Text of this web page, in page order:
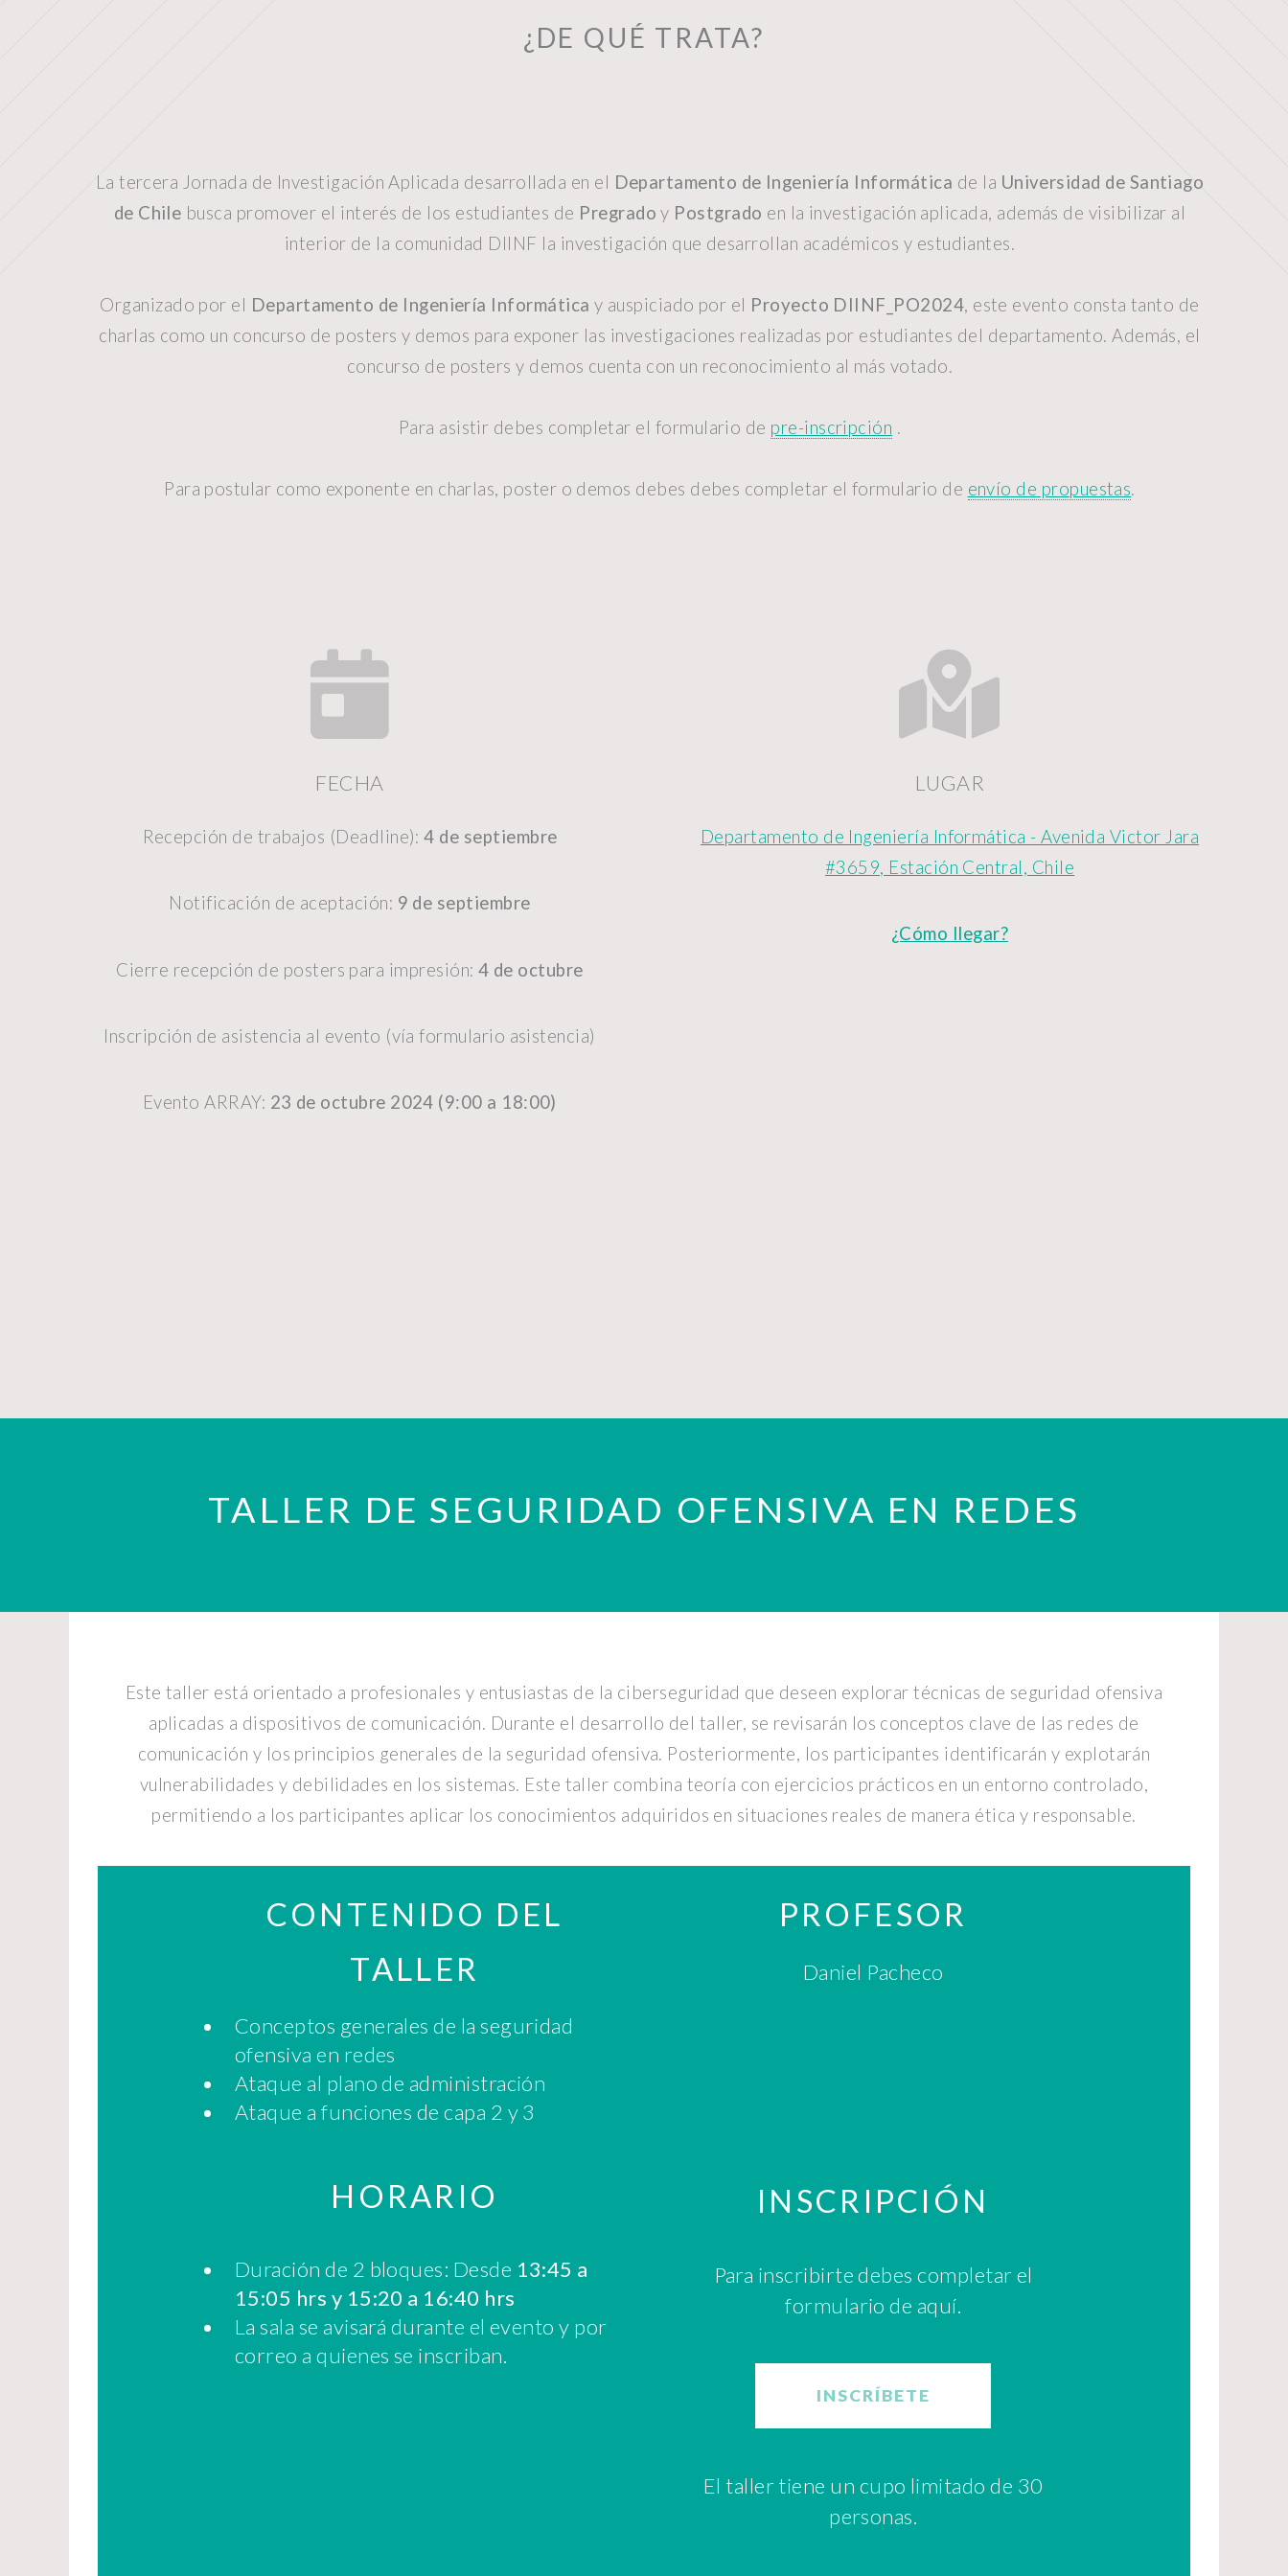
¿DE QUÉ TRATA?
La tercera Jornada de Investigación Aplicada desarrollada en el Departamento de Ingeniería Informática de la Universidad de Santiago
de Chile busca promover el interés de los estudiantes de Pregrado y Postgrado en la investigación aplicada, además de visibilizar al
interior de la comunidad DIINF la investigación que desarrollan académicos y estudiantes.
Organizado por el Departamento de Ingeniería Informática y auspiciado por el Proyecto DIINF_PO2024, este evento consta tanto de
charlas como un concurso de posters y demos para exponer las investigaciones realizadas por estudiantes del departamento. Además, el
concurso de posters y demos cuenta con un reconocimiento al más votado.
Para asistir debes completar el formulario de pre-inscripción .
Para postular como exponente en charlas, poster o demos debes debes completar el formulario de envío de propuestas.
FECHA
Recepción de trabajos (Deadline):4 de septiembre
Notificación de aceptación: 9 de septiembre
Cierre recepción de posters para impresión: 4 de octubre
Inscripción de asistencia al evento (vía formulario asistencia)
Evento ARRAY: 23 de octubre 2024 (9:00 a 18:00)
LUGAR
Departamento de Ingeniería Informática - Avenida Victor Jara
#3659, Estación Central, Chile
¿Cómo llegar?
TALLER DE SEGURIDAD OFENSIVA EN REDES
Este taller está orientado a profesionales y entusiastas de la ciberseguridad que deseen explorar técnicas de seguridad ofensiva
aplicadas a dispositivos de comunicación. Durante el desarrollo del taller, se revisarán los conceptos clave de las redes de
comunicación y los principios generales de la seguridad ofensiva. Posteriormente, los participantes identificarán y explotarán
vulnerabilidades y debilidades en los sistemas. Este taller combina teoría con ejercicios prácticos en un entorno controlado,
permitiendo a los participantes aplicar los conocimientos adquiridos en situaciones reales de manera ética y responsable.
CONTENIDO DEL
TALLER
Conceptos generales de la seguridad
ofensiva en redes
Ataque al plano de administración
Ataque a funciones de capa 2 y 3
HORARIO
Duración de 2 bloques: Desde 13:45 a
15:05 hrs y 15:20 a 16:40 hrs
La sala se avisará durante el evento y por
correo a quienes se inscriban.
PROFESOR
Daniel Pacheco
INSCRIPCIÓN
Para inscribirte debes completar el
formulario de aquí.
INSCRÍBETE
El taller tiene un cupo limitado de 30
personas.